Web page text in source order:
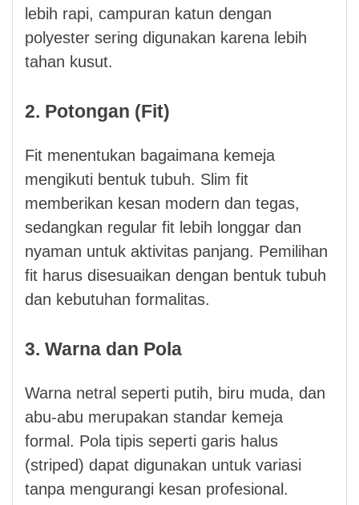
lebih rapi, campuran katun dengan
polyester sering digunakan karena lebih
tahan kusut.
2. Potongan (Fit)
Fit menentukan bagaimana kemeja
mengikuti bentuk tubuh. Slim fit
memberikan kesan modern dan tegas,
sedangkan regular fit lebih longgar dan
nyaman untuk aktivitas panjang. Pemilihan
fit harus disesuaikan dengan bentuk tubuh
dan kebutuhan formalitas.
3. Warna dan Pola
Warna netral seperti putih, biru muda, dan
abu-abu merupakan standar kemeja
formal. Pola tipis seperti garis halus
(striped) dapat digunakan untuk variasi
tanpa mengurangi kesan profesional.